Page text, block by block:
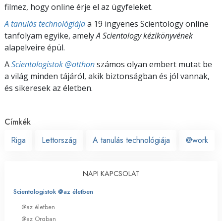
filmez, hogy online érje el az ügyfeleket.
A tanulás technológiájaa 19 ingyenes Scientology online
tanfolyam egyike, amelyA Scientology kézikönyvének
alapelveire épül.
AScientologistok @otthonszámos olyan embert mutat be
a világ minden tájáról, akik biztonságban és jól vannak,
és sikeresek az életben.
Címkék
Riga
Lettország A tanulás technológiája @work
NAPI KAPCSOLAT
Scientologistok @az életben
@az életben
@az Orgban